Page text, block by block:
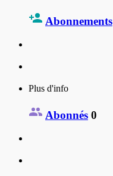
Abonnements
Plus d'info
Abonnés 0